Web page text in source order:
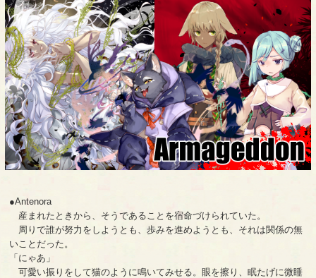
●Antenora
産まれたときから、そうであることを宿命づけられていた。
周りで誰が努力をしようとも、歩みを進めようとも、それは関係の無
いことだった。
「にゃあ」
可愛い振りをして猫のように鳴いてみせる。眼を擦り、眠たげに微睡